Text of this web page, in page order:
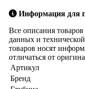
Информация для
Все описания
данных и
товаров носят
отличаться от
Артикул
Бренд